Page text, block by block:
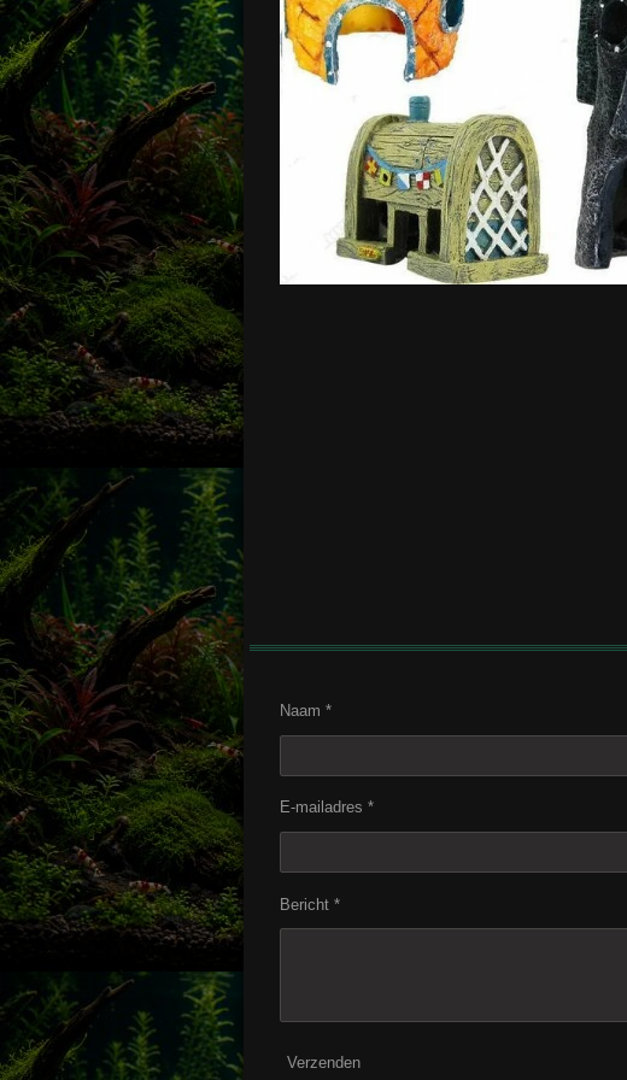
Naam *
E-mailadres *
Bericht *
Verzenden